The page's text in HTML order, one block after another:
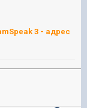
3 - адрес